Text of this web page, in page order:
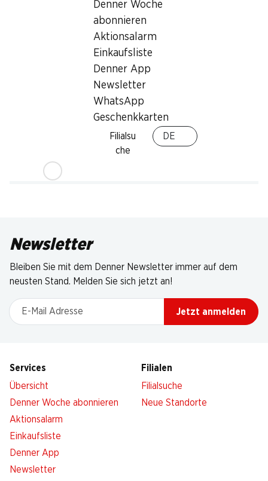
Denner Woche
abonnieren
Aktionsalarm
Einkaufsliste
Denner App
Newsletter
WhatsApp
Geschenkkarten
Filialsu
che
DE
Newsletter
Bleiben Sie mit dem Denner Newsletter immer auf dem
neusten Stand. Melden Sie sich jetzt an!
E-Mail Adresse
Jetzt anmelden
Services
Übersicht
Denner Woche abonnieren
Aktionsalarm
Einkaufsliste
Denner App
Newsletter
Filialen
Filialsuche
Neue Standorte